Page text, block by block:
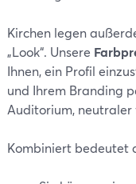
Kirchen legen
„Look“. Unsere
Ihnen, ein Profil
und Ihrem Branding
Auditorium, neutraler
Kombiniert bedeutet